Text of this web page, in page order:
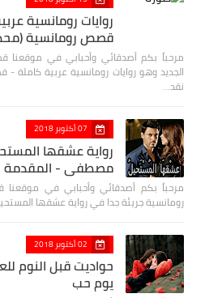
روايات رومانسية
قصص رومانسية
الجديد وهو روايات رومانسية عربية
نقد…
07 أكتوبر 2018
رواية عشقها
مصطفي - المقدمة
رومانسية جريئة جدا في رواية عشقها
02 أكتوبر 2018
يوم حب